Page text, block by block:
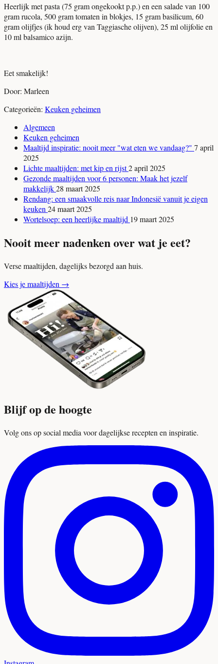
Heerlijk met pasta (75 gram ongekookt p.p.) en een salade van 100
gram rucola, 500 gram tomaten in blokjes, 15 gram basilicum, 60
gram olijfjes (ik houd erg van Taggiasche olijven), 25 ml olijfolie en
10 ml balsamico azijn.
Eet smakelijk!
Door: Marleen
Categorieën: Keuken geheimen
Algemeen
Keuken geheimen
Maaltijd inspiratie: nooit meer "wat eten we vandaag?" 7 april
2025
Lichte maaltijden: met kip en rijst2 april 2025
Gezonde maaltijden voor 6 personen: Maak het jezelf
makkelijk28 maart 2025
Rendang: een smaakvolle reis naar Indonesië vanuit je eigen
keuken 24 maart 2025
Wortelsoep: een heerlijke maaltijd 19 maart 2025
Nooit meer nadenken over wat je eet?
Verse maaltijden, dagelijks bezorgd aan huis.
Kies je maaltijden →
Blijf op de hoogte
Volg ons op social media voor dagelijkse recepten en inspiratie.